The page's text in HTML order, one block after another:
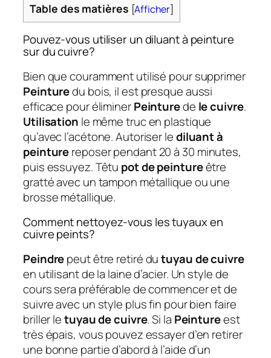
Table des matières [Afficher]
Pouvez-vous utiliser un diluant à peinture
sur du cuivre?
Bien que couramment utilisé pour supprimer
Peinturedu bois, il est presque aussi
efficace pour éliminerPeinturede le cuivre.
Utilisation le même truc en plastique
qu’avec l’acétone. Autoriser lediluant à
peinturereposer pendant 20 à 30 minutes,
puis essuyez. Têtu pot de peintureêtre
gratté avec un tampon métallique ou une
brosse métallique.
Comment nettoyez-vous les tuyaux en
cuivre peints?
Peindrepeut être retiré dutuyau de cuivre
en utilisant de la laine d’acier. Un style de
cours sera préférable de commencer et de
suivre avec un style plus fin pour bien faire
briller letuyau de cuivre. Si la Peintureest
très épais, vous pouvez essayer d’en retirer
une bonne partie d’abord à l’aide d’un